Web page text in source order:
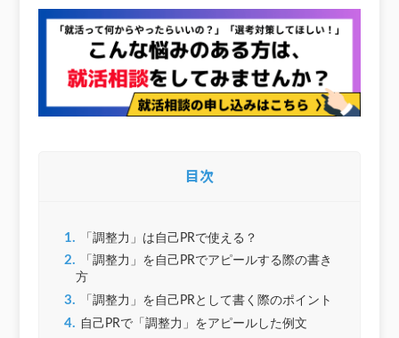
目次
1. 「調整力」は自己PRで使える？
2. 「調整力」を自己PRでアピールする際の書き
方
3. 「調整力」を自己PRとして書く際のポイント
4. 自己PRで「調整力」をアピールした例文